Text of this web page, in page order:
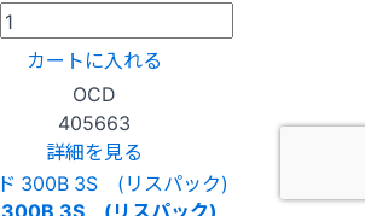
カートに入れる
OCD
405663
詳細を見る